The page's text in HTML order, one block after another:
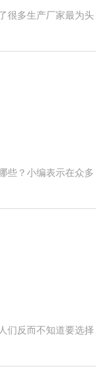
很多生产厂家最为头
些？小编表示在众多
们反而不知道要选择